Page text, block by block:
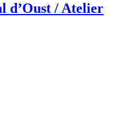
d’Oust / Atelier